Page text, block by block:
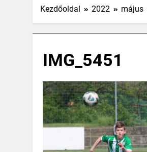
Kezdőoldal 2022 május
IMG_5451